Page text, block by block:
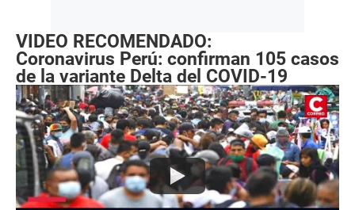
VIDEO RECOMENDADO:
Coronavirus Perú: confirman 105 casos
de la variante Delta del COVID-19